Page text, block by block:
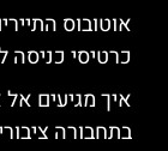
אוטובוס
כרטיסי כניסה
איך מגיעים אל
בתחבורה